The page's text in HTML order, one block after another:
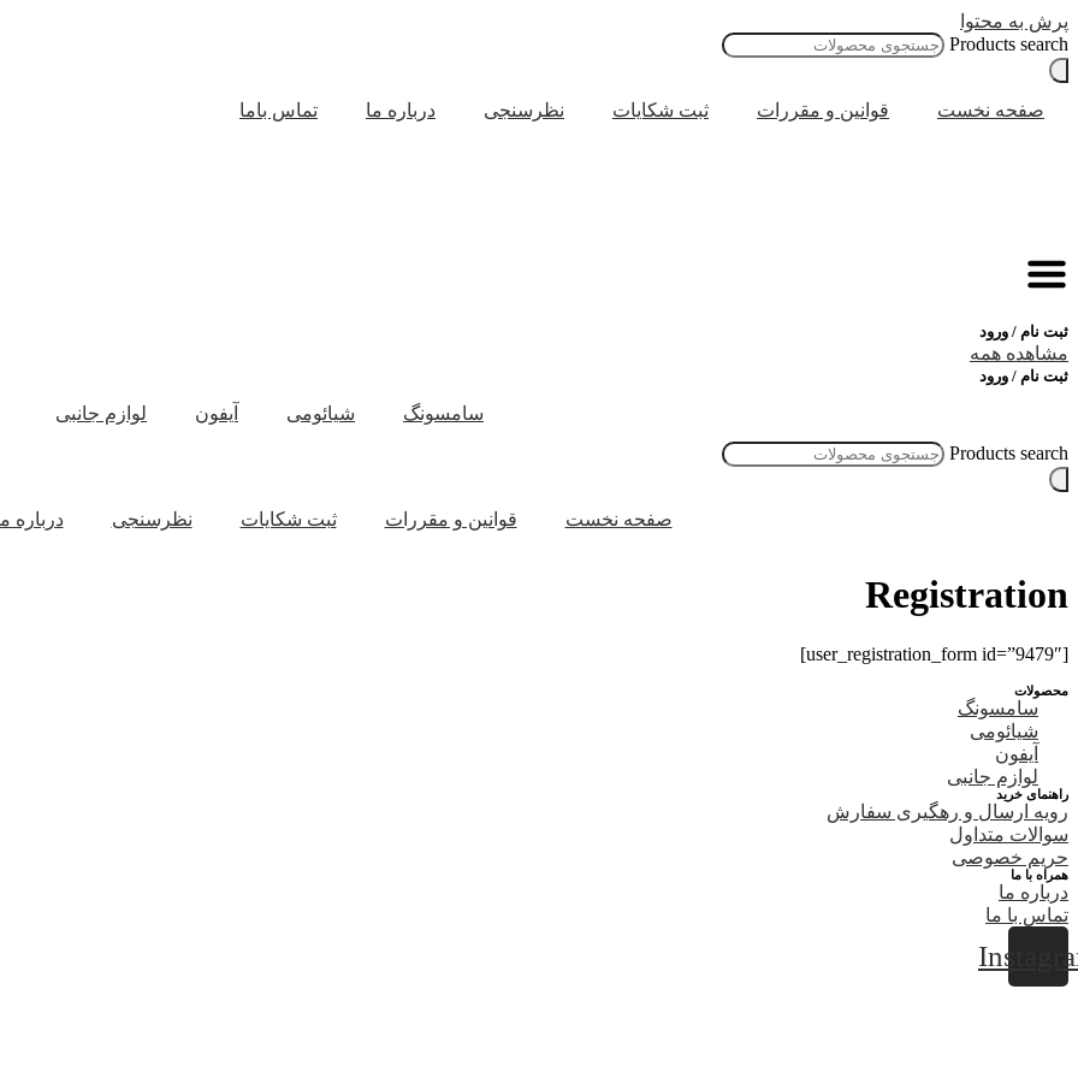
پرش به محتوا
Products search
صفحه نخست قوانین و مقررات ثبت شکایات نظرسنجی درباره ما تماس باما
ثبت نام / ورود
مشاهده همه
ثبت نام / ورود
سامسونگ شیائومی آیفون
لوازم جانبی
Products search
صفحه نخست قوانین و مقررات ثبت شکایات نظرسنجی درباره
Registration
[user_registration_form id=”9479″]
محصولات
سامسونگ
شیائومی
آیفون
لوازم جانبی
راهنمای خرید
رویه ارسال و رهگیری سفارش
سوالات متداول
حریم خصوصی
همراه با ما
درباره ما
تماس با ما